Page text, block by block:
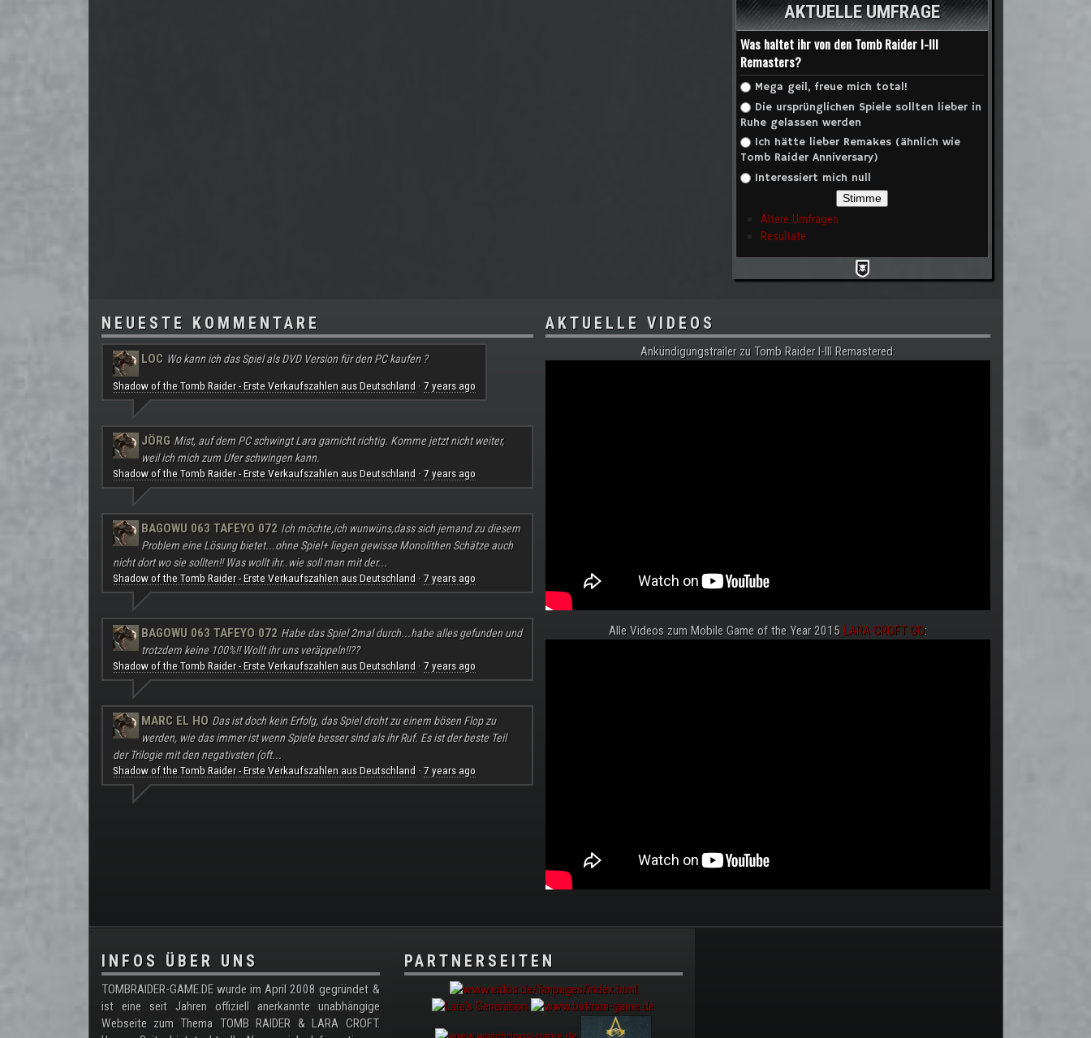
AKTUELLE UMFRAGE
Was haltet ihr von den Tomb Raider I-III
Remasters?
Auswahlmöglichkeiten
Mega geil, freue mich total!
Die ursprünglichen Spiele sollten lieber in
Ruhe gelassen werden
Ich hätte lieber Remakes (ähnlich wie
Tomb Raider Anniversary)
Interessiert mich null
Ältere Umfragen
Resultate
NEUESTE KOMMENTARE
LOC Wo kann ich das Spiel als DVD Version für den PC kaufen ?
Shadow of the Tomb Raider - Erste Verkaufszahlen aus Deutschland · 7 years ago
JÖRG Mist, auf dem PC schwingt Lara garnicht richtig. Komme jetzt nicht weiter,
weil ich mich zum Ufer schwingen kann.
Shadow of the Tomb Raider - Erste Verkaufszahlen aus Deutschland · 7 years ago
BAGOWU 063 TAFEYO 072 Ich möchte,ich wunwüns,dass sich jemand zu diesem
Problem eine Lösung bietet...ohne Spiel+ liegen gewisse Monolithen Schätze auch
nicht dort wo sie sollten!! Was wollt ihr..wie soll man mit der...
Shadow of the Tomb Raider - Erste Verkaufszahlen aus Deutschland · 7 years ago
BAGOWU 063 TAFEYO 072 Habe das Spiel 2mal durch...habe alles gefunden und
trotzdem keine 100%!! Wollt ihr uns veräppeln!!??
Shadow of the Tomb Raider - Erste Verkaufszahlen aus Deutschland · 7 years ago
MARC EL HO Das ist doch kein Erfolg, das Spiel droht zu einem bösen Flop zu
werden, wie das immer ist wenn Spiele besser sind als ihr Ruf. Es ist der beste Teil
der Trilogie mit den negativsten (oft...
Shadow of the Tomb Raider - Erste Verkaufszahlen aus Deutschland · 7 years ago
AKTUELLE VIDEOS
Ankündigungstrailer zu Tomb Raider I-III Remastered:
Alle Videos zum Mobile Game of the Year 2015 LARA CROFT GO:
.
INFOS ÜBER UNS
TOMBRAIDER-GAME.DE wurde im April 2008 gegründet &
ist eine seit Jahren offiziell anerkannte unabhängige
Webseite zum Thema TOMB RAIDER & LARA CROFT.
PARTNERSEITEN